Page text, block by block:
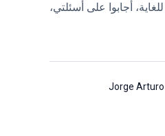
أجابوا على أسئلتي،
كان المكتب
من الراتنج، وكنت
Jorge